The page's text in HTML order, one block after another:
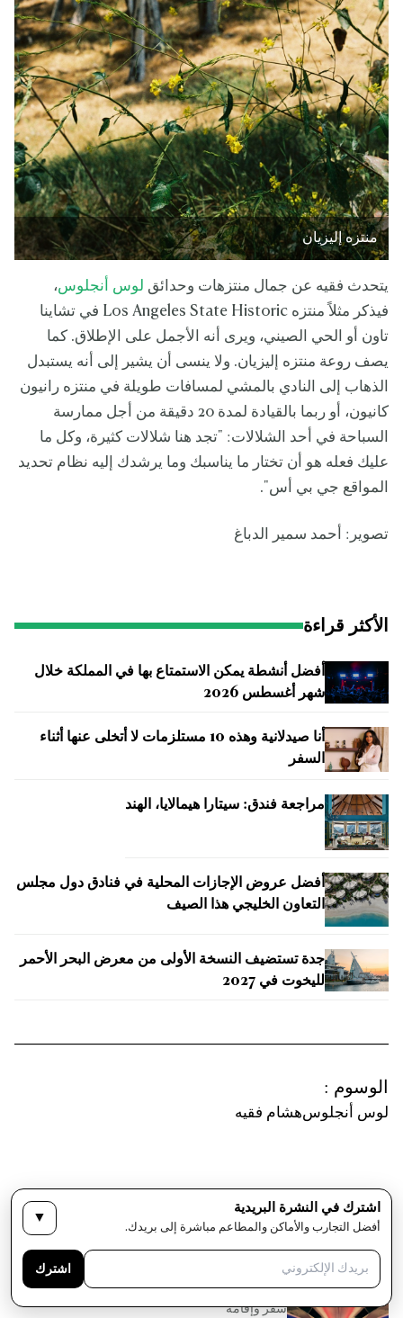
منتزه إليزيان
يتحدث فقيه عن جمال منتزهات وحدائق لوس أنجلوس،
فيذكر مثلاً منتزه Los Angeles State Historic في تشاينا
تاون أو الحي الصيني، ويرى أنه الأجمل على الإطلاق. كما
يصف روعة منتزه إليزيان. ولا ينسى أن يشير إلى أنه يستبدل
الذهاب إلى النادي بالمشي لمسافات طويلة في منتزه رانيون
كانيون، أو ربما بالقيادة لمدة 20 دقيقة من أجل ممارسة
السباحة في أحد الشلالات: "تجد هنا شلالات كثيرة، وكل ما
عليك فعله هو أن تختار ما يناسبك وما يرشدك إليه نظام تحديد
المواقع جي بي أس".
تصوير: أحمد سمير الدباغ
الأكثر قراءة
أفضل أنشطة يمكن الاستمتاع بها في المملكة خلال
شهر أغسطس 2026
أنا صيدلانية وهذه 10 مستلزمات لا أتخلى عنها أثناء
السفر
مراجعة فندق: سيتارا هيمالايا، الهند
أفضل عروض الإجازات المحلية في فنادق دول مجلس
التعاون الخليجي هذا الصيف
جدة تستضيف النسخة الأولى من معرض البحر الأحمر
لليخوت في 2027
الوسوم :
لوس أنجلوسهشام فقيه
مقالات ذات صلة
سفر وإقامة
اشترك في النشرة البريدية
أفضل التجارب والأماكن والمطاعم مباشرة إلى بريدك.
▼
اشترك